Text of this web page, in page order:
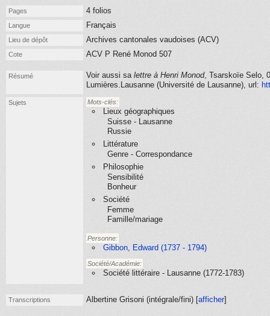
Pages 4 folios
Langue Français
Lieu de dépôt Archives cantonales vaudoises (ACV)
Cote ACV P René Monod 507
Résumé Voir aussi sa lettre à Henri Monod, Tsarskoïe Selo,
Lumières.Lausanne (Université de Lausanne), url:
Sujets Mots-clés:
Lieux géographiques
Suisse - Lausanne
Russie
Littérature
Genre - Correspondance
Philosophie
Sensibilité
Bonheur
Société
Femme
Famille/mariage
Personne:
Gibbon, Edward (1737 - 1794)
Société/Académie:
Société littéraire - Lausanne (1772-1783)
Transcriptions Albertine Grisoni (intégrale/fini) [afficher]